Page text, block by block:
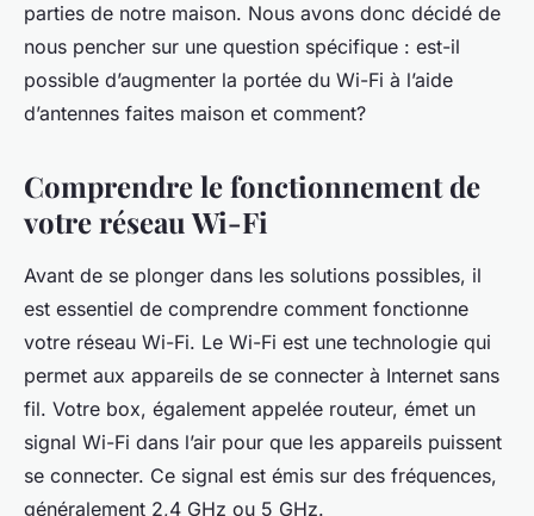
Antonin •8 mars 2024•5 min de lecture
parties de notre maison. Nous avons donc décidé de
nous pencher sur une question spécifique : est-il
possible d’augmenter la portée du Wi-Fi à l’aide
d’antennes faites maison et comment?
Comprendre le fonctionnement de
votre réseau Wi-Fi
Avant de se plonger dans les solutions possibles, il
est essentiel de comprendre comment fonctionne
votre réseau Wi-Fi. Le Wi-Fi est une technologie qui
permet aux appareils de se connecter à Internet sans
fil. Votre box, également appelée routeur, émet un
signal Wi-Fi dans l’air pour que les appareils puissent
se connecter. Ce signal est émis sur des fréquences,
généralement 2,4 GHz ou 5 GHz.